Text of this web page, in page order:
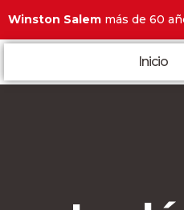
Winston Salem más de 60
Inicio